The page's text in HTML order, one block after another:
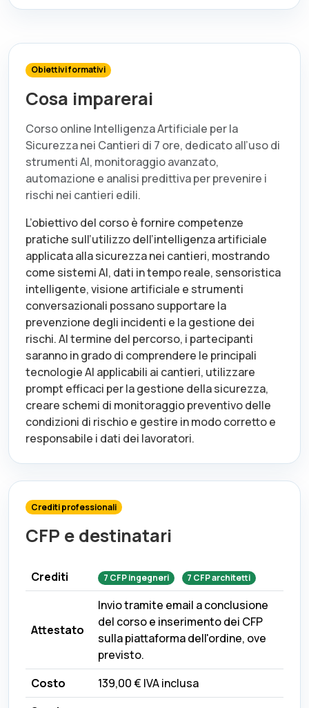
Obiettivi formativi
Cosa imparerai
Corso online Intelligenza Artificiale per la
Sicurezza nei Cantieri di 7 ore, dedicato all’uso di
strumenti AI, monitoraggio avanzato,
automazione e analisi predittiva per prevenire i
rischi nei cantieri edili.
L’obiettivo del corso è fornire competenze
pratiche sull’utilizzo dell’intelligenza artificiale
applicata alla sicurezza nei cantieri, mostrando
come sistemi AI, dati in tempo reale, sensoristica
intelligente, visione artificiale e strumenti
conversazionali possano supportare la
prevenzione degli incidenti e la gestione dei
rischi. Al termine del percorso, i partecipanti
saranno in grado di comprendere le principali
tecnologie AI applicabili ai cantieri, utilizzare
prompt efficaci per la gestione della sicurezza,
creare schemi di monitoraggio preventivo delle
condizioni di rischio e gestire in modo corretto e
responsabile i dati dei lavoratori.
Crediti professionali
CFP e destinatari
Crediti 7 CFPingegneri 7 CFParchitetti
Attestato
Invio tramite email a conclusione
del corso e inserimento dei CFP
sulla piattaforma dell'ordine, ove
previsto.
Costo
139,00 € IVA inclusa